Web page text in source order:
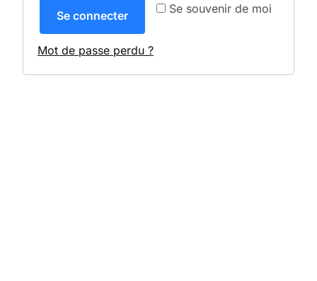
Se souvenir de moi
Se connecter
Mot de passe perdu ?